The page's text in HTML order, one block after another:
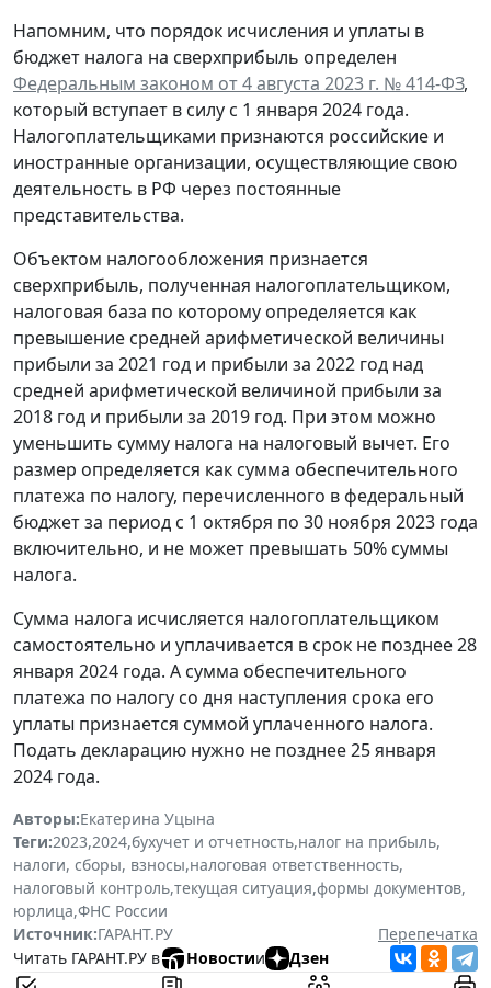
Напомним, что порядок исчисления и уплаты в
бюджет налога на сверхприбыль определен
Федеральным законом от 4 августа 2023 г. № 414-ФЗ,
который вступает в силу с 1 января 2024 года.
Налогоплательщиками признаются российские и
иностранные организации, осуществляющие свою
деятельность в РФ через постоянные
представительства.
Объектом налогообложения признается
сверхприбыль, полученная налогоплательщиком,
налоговая база по которому определяется как
превышение средней арифметической величины
прибыли за 2021 год и прибыли за 2022 год над
средней арифметической величиной прибыли за
2018 год и прибыли за 2019 год. При этом можно
уменьшить сумму налога на налоговый вычет. Его
размер определяется как сумма обеспечительного
платежа по налогу, перечисленного в федеральный
бюджет за период с 1 октября по 30 ноября 2023 года
включительно, и не может превышать 50% суммы
налога.
Сумма налога исчисляется налогоплательщиком
самостоятельно и уплачивается в срок не позднее 28
января 2024 года. А сумма обеспечительного
платежа по налогу со дня наступления срока его
уплаты признается суммой уплаченного налога.
Подать декларацию нужно не позднее 25 января
2024 года.
Авторы:Екатерина Уцына
Теги:2023,2024,бухучет и отчетность,налог на прибыль,
налоги, сборы, взносы,налоговая ответственность,
налоговый контроль,текущая ситуация,формы документов,
юрлица,ФНС России
Источник:ГАРАНТ.РУ
Перепечатка
Читать ГАРАНТ.РУ в
Новостии Дзен